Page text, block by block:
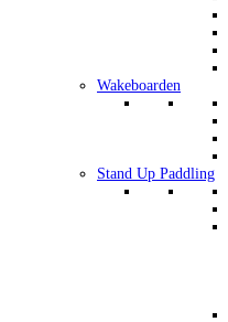
Wakeboarden
Stand Up Paddling